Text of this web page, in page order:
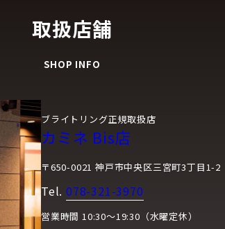
取扱店舗
SHOP INFO
ブライトリング正規取扱店
カミネ Bis店
〒650-0021 神戸市中央区三宮町3丁目1-2
Tel. 078-321-3970
営業時間 10:30～19:30（水曜定休）